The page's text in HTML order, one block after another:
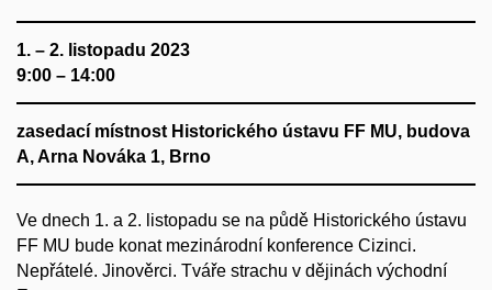
1. – 2. listopadu 2023
9:00 – 14:00
zasedací místnost Historického ústavu FF MU, budova
A, Arna Nováka 1, Brno
Ve dnech 1. a 2. listopadu se na půdě Historického ústavu
FF MU bude konat mezinárodní konference Cizinci.
Nepřátelé. Jinověrci. Tváře strachu v dějinách východní